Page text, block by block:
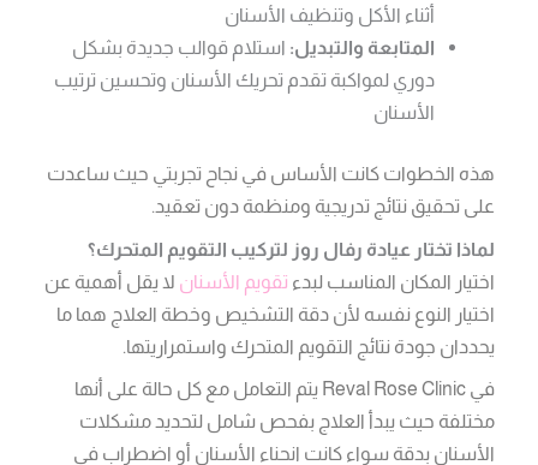
أثناء الأكل وتنظيف الأسنان
المتابعة والتبديل: استلام قوالب جديدة بشكل
دوري لمواكبة تقدم تحريك الأسنان وتحسين ترتيب
الأسنان
هذه الخطوات كانت الأساس في نجاح تجربتي حيث ساعدت
على تحقيق نتائج تدريجية ومنظمة دون تعقيد.
لماذا تختار عيادة رفال روز لتركيب التقويم المتحرك؟
اختيار المكان المناسب لبدء تقويم الأسنان لا يقل أهمية عن
اختيار النوع نفسه لأن دقة التشخيص وخطة العلاج هما ما
يحددان جودة نتائج التقويم المتحرك واستمراريتها.
في Reval Rose Clinic يتم التعامل مع كل حالة على أنها
مختلفة حيث يبدأ العلاج بفحص شامل لتحديد مشكلات
الأسنان بدقة سواء كانت انحناء الأسنان أو اضطراب في